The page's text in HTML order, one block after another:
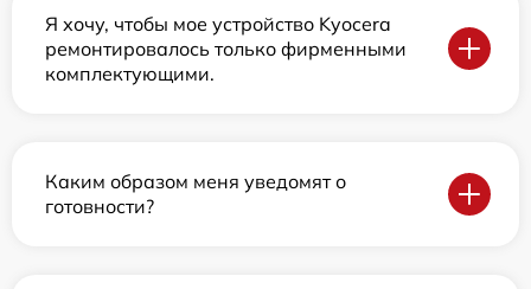
Я хочу, чтобы мое устройство Kyocera
ремонтировалось только фирменными
комплектующими.
Каким образом меня уведомят о
готовности?